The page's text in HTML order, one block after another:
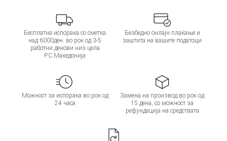
Бесплатна испорака со сметка
над 6000ден. во рок од 3-5
работни денови низ цела
Р.С.Македонија
Безбедно онлајн плаќање и
заштита на вашите податоци
Можност за испорака во рок од
24 часа
Замена на производ во рок од
15 дена, со можност за
рефундација на средствата